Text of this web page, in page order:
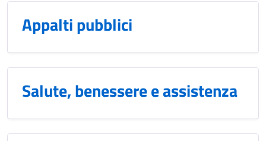
Appalti pubblici
Salute, benessere e assistenza